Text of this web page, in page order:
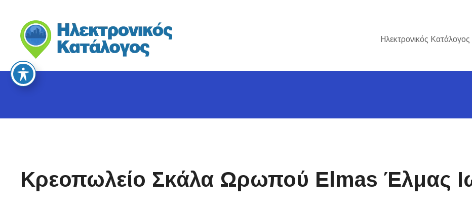
Ηλεκτρονικός Κατάλογος
Κρεοπωλείο Σκάλα Ωρωπού Elmas Έλμας